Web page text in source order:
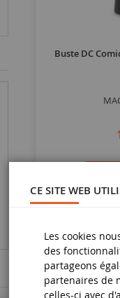
Buste DC
CE SITE WEB
Les cookies
des
partageons
partenaires de
celles-ci avec